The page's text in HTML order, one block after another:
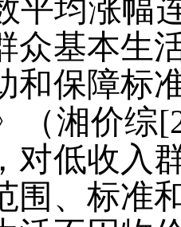
平均涨幅
众基本生
和保障标
（湘价综
对低收入
围、标准